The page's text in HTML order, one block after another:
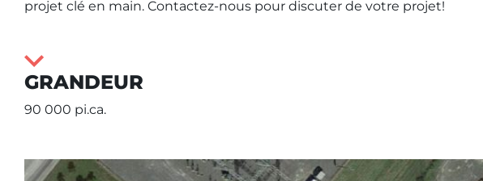
projet clé en main. Contactez-nous pour discuter de votre projet!
GRANDEUR
90 000 pi.ca.